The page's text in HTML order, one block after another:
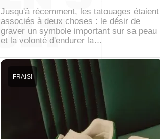
Jusqu'à récemment, les tatouages étaient
associés à deux choses : le désir de
graver un symbole important sur sa peau
et la volonté d'endurer la…
FRAIS!